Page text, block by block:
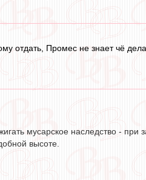
отдать, Промес не знает чё
мусарское наследство -
высоте.